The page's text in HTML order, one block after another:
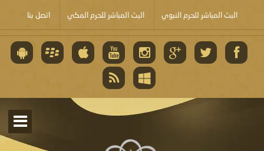
البث المباشر للحرم النبوي البث المباشر للحرم المكي اتصل بنا